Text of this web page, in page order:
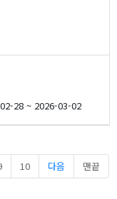
28 ~ 2026-03-02
페이지
10페이지다음 맨끝